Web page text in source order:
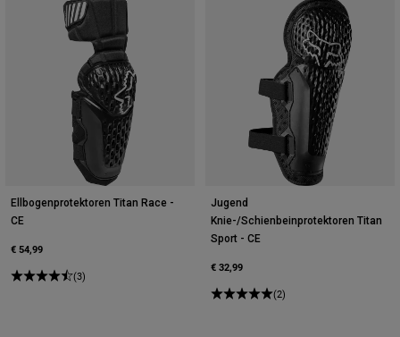
Ellbogenprotektoren Titan Race -
CE
€ 54,99
(3)
Jugend
Knie-/Schienbeinprotektoren Titan
Sport - CE
€ 32,99
(2)